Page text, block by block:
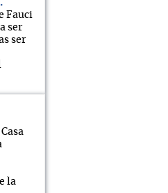
Fauci
ser
ser
Casa
la